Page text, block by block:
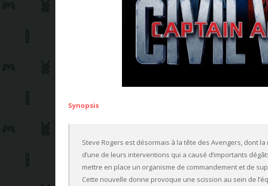
Synopsis
Steve Rogers est désormais à la tête des Avengers, dont
d’une de leurs interventions qui a causé d’importants
mettre en place un organisme de commandement et de
Cette nouvelle donne provoque une scission au sein de